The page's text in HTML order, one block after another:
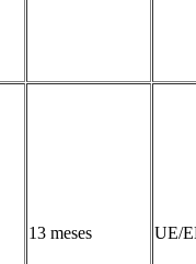
13 meses UE/